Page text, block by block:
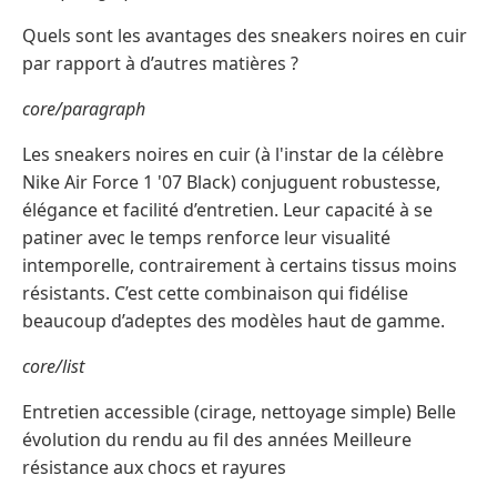
Quels sont les avantages des sneakers noires en cuir
par rapport à d’autres matières ?
core/paragraph
Les sneakers noires en cuir (à l'instar de la célèbre
Nike Air Force 1 '07 Black) conjuguent robustesse,
élégance et facilité d’entretien. Leur capacité à se
patiner avec le temps renforce leur visualité
intemporelle, contrairement à certains tissus moins
résistants. C’est cette combinaison qui fidélise
beaucoup d’adeptes des modèles haut de gamme.
core/list
Entretien accessible (cirage, nettoyage simple) Belle
évolution du rendu au fil des années Meilleure
résistance aux chocs et rayures